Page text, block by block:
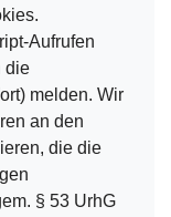
Aufrufen
die
melden. Wir
an den
die die
§ 53 UrhG